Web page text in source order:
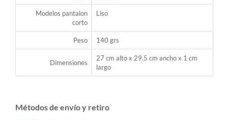
Modelos pantalon
corto
Liso
Peso 140 grs
Dimensiones
27 cm alto x 29.5 cm ancho x 1 cm
largo
Métodos de envío y retiro